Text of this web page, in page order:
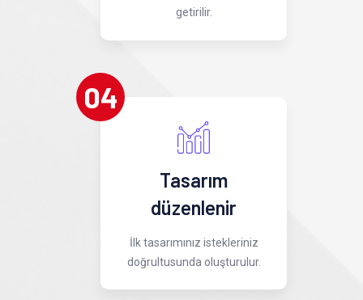
getirilir.
04
Tasarım
düzenlenir
İlk tasarımınız istekleriniz
doğrultusunda oluşturulur.